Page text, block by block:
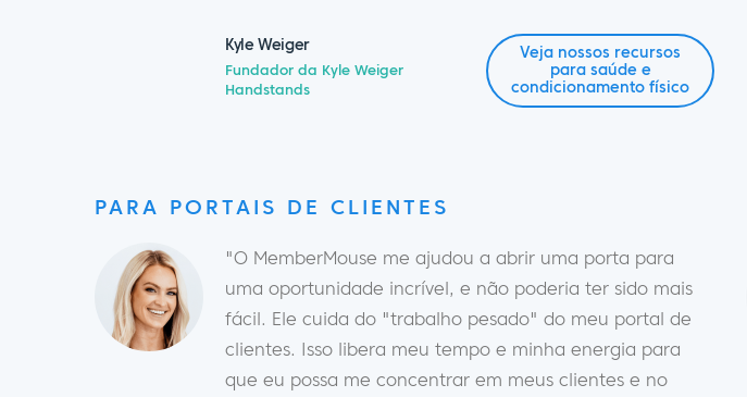
Kyle Weiger
Fundador da Kyle Weiger
Handstands
Veja nossos recursos
para saúde e
condicionamento físico
PARA PORTAIS DE CLIENTES
"O MemberMouse me ajudou a abrir uma porta para
uma oportunidade incrível, e não poderia ter sido mais
fácil. Ele cuida do "trabalho pesado" do meu portal de
clientes. Isso libera meu tempo e minha energia para
que eu possa me concentrar em meus clientes e no